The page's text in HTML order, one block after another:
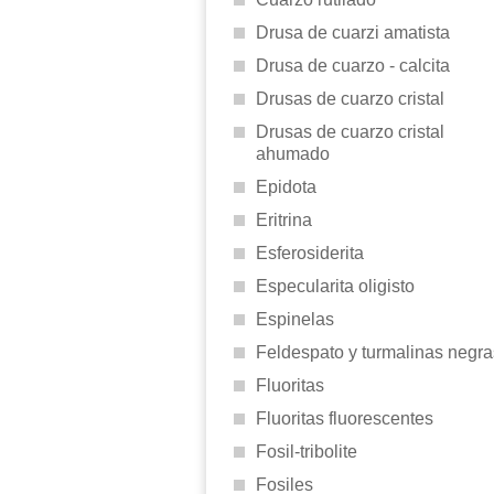
Drusa de cuarzi amatista
Drusa de cuarzo - calcita
Drusas de cuarzo cristal
Drusas de cuarzo cristal
ahumado
Epidota
Eritrina
Esferosiderita
Especularita oligisto
Espinelas
Feldespato y turmalinas
Fluoritas
Fluoritas fluorescentes
Fosil-tribolite
Fosiles